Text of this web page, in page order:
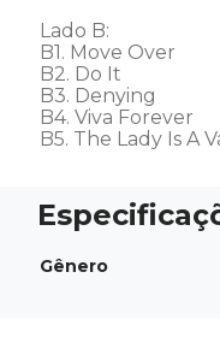
Lado B:
B1. Move Over
B2. Do It
B3. Denying
B4. Viva Forever
B5. The Lady Is A
Gênero